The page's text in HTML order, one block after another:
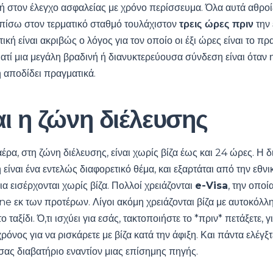
στον έλεγχο ασφαλείας με χρόνο περίσσευμα. Όλα αυτά
στον τερματικό σταθμό τουλάχιστον τρεις ώρες πριν
είναι ακριβώς ο λόγος για τον οποίο οι έξι ώρες είναι το
μια μεγάλη βραδινή ή διανυκτερεύουσα σύνδεση είναι όταν
πραγματικά.
η ζώνη διέλευσης
στη ζώνη διέλευσης, είναι χωρίς βίζα έως και 24 ώρες. Η
ένα εντελώς διαφορετικό θέμα, και εξαρτάται από την
εισέρχονται χωρίς βίζα. Πολλοί χρειάζονται e-Visa, την
εκ των προτέρων. Λίγοι ακόμη χρειάζονται βίζα με
ταξίδι. Ό,τι ισχύει για εσάς, τακτοποιήστε το *πριν* πετάξετε,
για να ρισκάρετε με βίζα κατά την άφιξη. Και πάντα
διαβατήριο εναντίον μιας επίσημης πηγής.